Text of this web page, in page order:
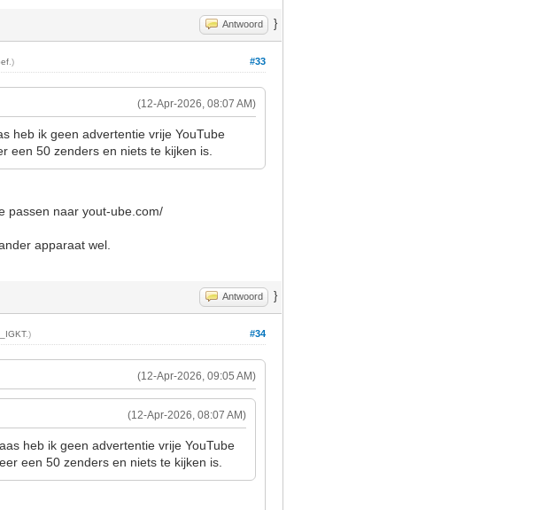
Antwoord }
#33
.)
(12-Apr-2026, 08:07 AM)
heb ik geen advertentie vrije YouTube
een 50 zenders en niets te kijken is.
passen naar yout-ube.com/
apparaat wel.
Antwoord }
#34
.)
(12-Apr-2026, 09:05 AM)
(12-Apr-2026, 08:07 AM)
heb ik geen advertentie vrije YouTube
een 50 zenders en niets te kijken is.